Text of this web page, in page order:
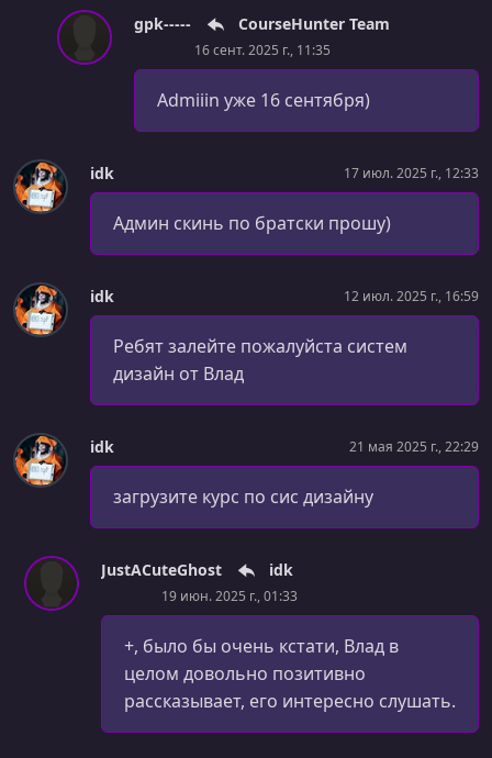
gpk----- CourseHunter Team
16 сент. 2025 г., 11:35
Admiiin уже 16 сентября)
idk 17 июл. 2025 г., 12:33
Админ скинь по братски прошу)
idk 12 июл. 2025 г., 16:59
Ребят залейте пожалуйста систем
дизайн от Влад
idk 21 мая 2025 г., 22:29
загрузите курс по сис дизайну
JustACuteGhost idk
19 июн. 2025 г., 01:33
+, было бы очень кстати, Влад в
целом довольно позитивно
рассказывает, его интересно слушать.